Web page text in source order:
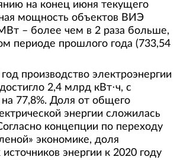
на конец июня текущего
мощность объектов ВИЭ
– более чем в 2 раза больше,
периоде прошлого года (733,54
производство электроэнергии
2,4 млрд кВт⋅ч, с
77,8%. Доля от общего
энергии сложилась
концепции по переходу
экономике, доля
энергии к 2020 году